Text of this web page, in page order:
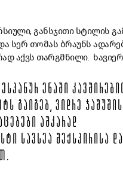
განსჯითი სტილის
სერ თომას ბრაუნს
აქვს თარგმნილი.
ᲔᲜᲐᲨᲘ
ᲒᲐᲘᲒᲔᲑ, ᲕᲘᲓᲠᲔ ᲯᲐᲨᲣᲨᲘᲡ
ᲐᲨᲙᲐᲠᲐᲓ
ᲡᲐᲕᲡᲔᲐ ᲨᲔᲥᲡᲞᲘᲠᲘᲡᲐ ᲓᲐ